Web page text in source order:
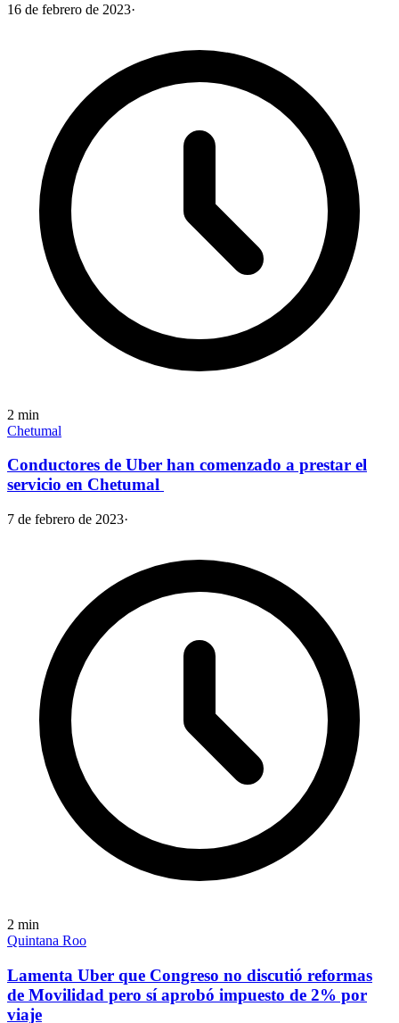
16 de febrero de 2023·
2 min
Chetumal
Conductores de Uber han comenzado a prestar el
servicio en Chetumal
7 de febrero de 2023·
2 min
Quintana Roo
Lamenta Uber que Congreso no discutió reformas
de Movilidad pero sí aprobó impuesto de 2% por
viaje